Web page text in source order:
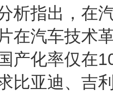
析指出，在
在汽车技术
产化率仅在
比亚迪、吉